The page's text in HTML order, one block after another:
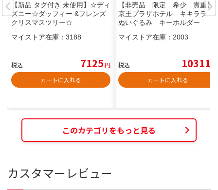
【新品.タグ付き.未使用】☆ディ
ズニー☆ダッフィー &フレンズ
クリスマスツリー☆
マイストア在庫： 3188
税込 7125円
カートに入れる
【非売品 限定 希少 貴重】
京王プラザホテル キキララ
ぬいぐるみ キーホルダー
マイストア在庫： 2003
税込 10311
カートに入れる
このカテゴリをもっと見る
カスタマーレビュー